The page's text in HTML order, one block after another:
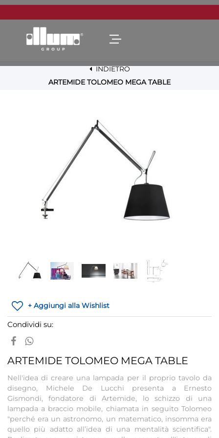
Open menu
INDIETRO
ARTEMIDE TOLOMEO MEGA TABLE
+ Aggiungi alla Wishlist
Condividi su:
ARTEMIDE TOLOMEO MEGA TABLE
Nell'idea di creare una lampada per il proprio tavolo da
disegno, Michele De Lucchi presenta a Ernesto
Gismondi, fondatore di Artemide, lo schizzo di una
lampada a braccio mobile, chiamata in seguito Tolomeo
"perché era un astronomo, un matematico, insomma era
quello più adatto all’idea di una mentalità scientifica".